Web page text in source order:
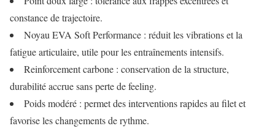
constance de trajectoire.
Noyau EVA Soft Performance : réduit les vibrations et la
fatigue articulaire, utile pour les entraînements intensifs.
Reinforcement carbone : conservation de la structure,
durabilité accrue sans perte de feeling.
Poids modéré : permet des interventions rapides au filet et
favorise les changements de rythme.